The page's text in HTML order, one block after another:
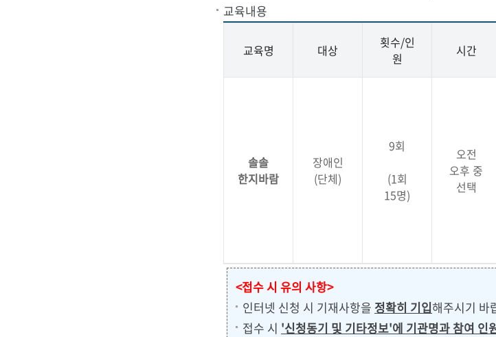
교육내용
교육명 대상
횟수/인
원
시간
솔솔
한지바람
장애인
(단체)
9회
(1회
15명)
오전
오후 중
선택
<접수 시 유의 사항>
인터넷 신청 시 기재사항을 정확히 기입해주시기 바
접수 시 '신청동기 및 기타정보'에 기관명과 참여 인